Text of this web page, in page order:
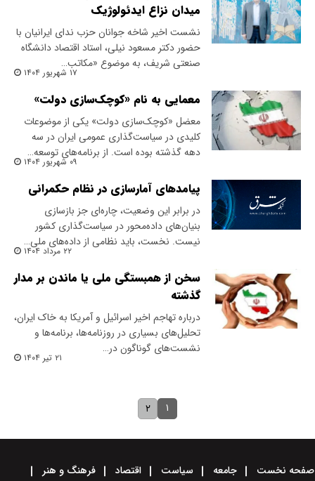
میدان نزاع ایدئولوژیک
نشست اخیر شاخه جوانان حزب ندای ایرانیان با
حضور دکتر مسعود نیلی، استاد اقتصاد دانشگاه
صنعتی شریف، به موضوع «مکاتب…
۱۷ شهریور ۱۴۰۴
معمایی به نام «کوچک‌سازی دولت»
معضل «کوچک‌سازی دولت» یکی از موضوعات
کلیدی در سیاست‌گذاری عمومی ایران در سه
دهه گذشته بوده است. از برنامه‌های توسعه…
۰۹ شهریور ۱۴۰۴
پیامدهای آمارسازی در نظام حکمرانی
در برابر این وضعیت، چاره‌ای جز بازسازی
بنیان‌های داده‌محور در سیاست‌گذاری کشور
نیست. نخست‌، باید نظامی از داده‌های ملی…
۲۲ مرداد ۱۴۰۴
سخن از همبستگی ملی یا ماندن بر مدار
گذشته
درباره تهاجم اخیر اسرائیل و آمریکا به خاک ایران،
تحلیل‌های بسیاری در روزنامه‌ها، برنامه‌ها و
نشست‌های گوناگون در…
۲۱ تیر ۱۴۰۴
۱ ۲
صفحه نخست جامعه سیاست اقتصاد
فرهنگ و هنر